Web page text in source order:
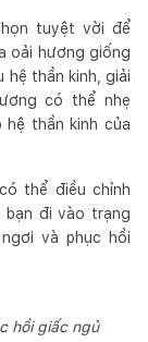
tuyệt vời để
oải hương giống
hệ thần kinh, giải
có thể nhẹ
hệ thần kinh của
thể điều chỉnh
bạn đi vào trạng
và phục hồi
hồi giấc ngủ